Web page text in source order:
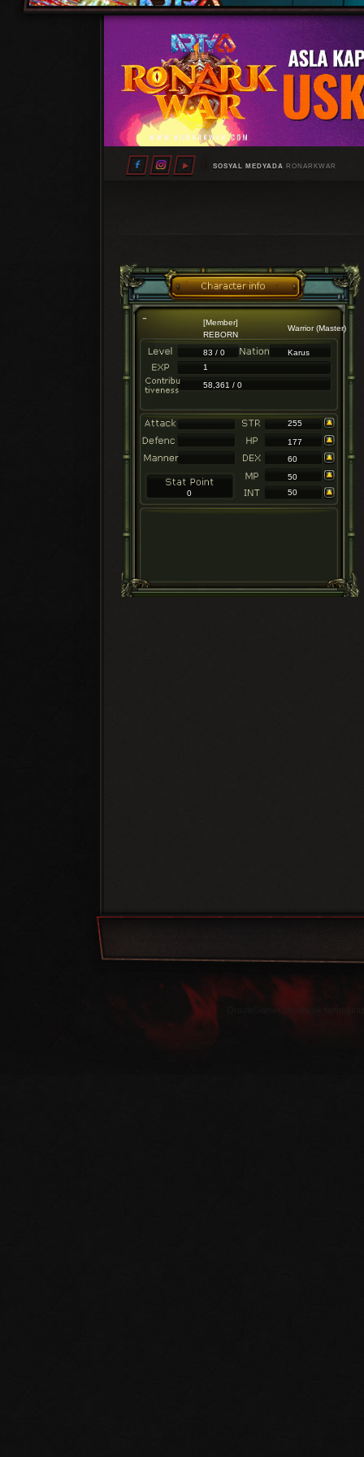
SOSYAL MEDYADA RONARKWAR
[Member]
REBORN
Warrior (Master)
83 / 0
Karus
1
58,361 / 0
255
177
0
60
50
50
OracleGamer.net olarak